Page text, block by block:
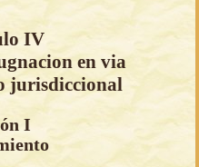
IV
en via
jurisdiccional
I